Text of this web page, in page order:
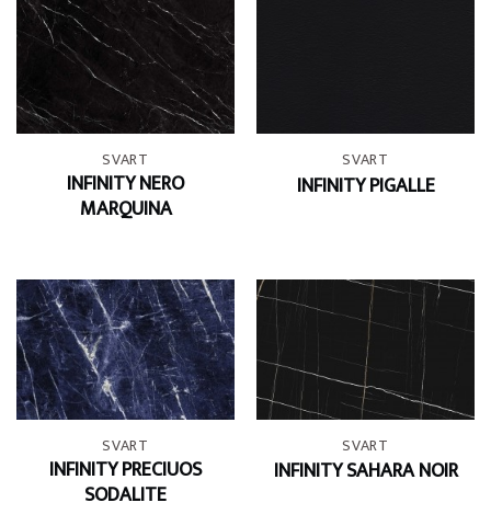
SVART
INFINITY NERO
MARQUINA
SVART
INFINITY PIGALLE
SVART
INFINITY PRECIUOS
SODALITE
SVART
INFINITY SAHARA NOIR